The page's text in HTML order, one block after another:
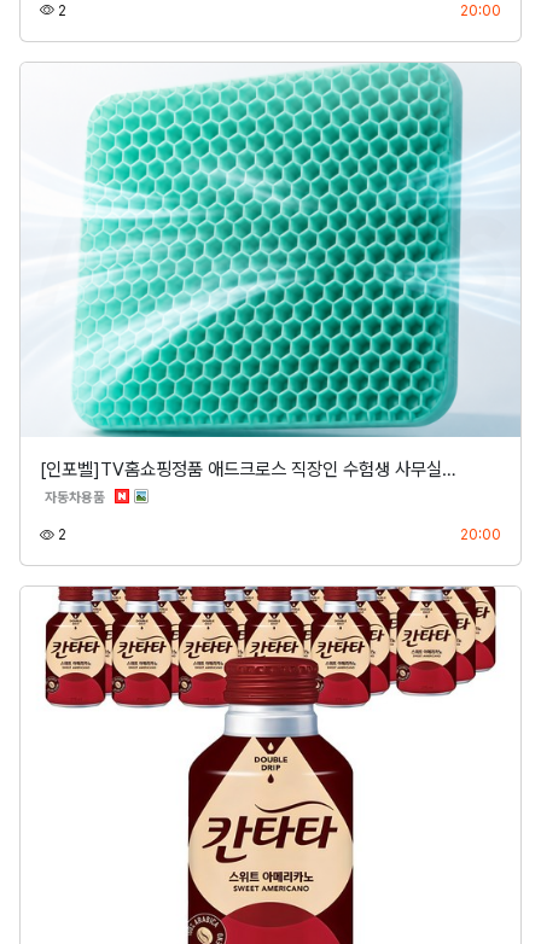
2 20:00
[인포벨]TV홈쇼핑정품 애드크로스 직장인 수험생 사무실…
자동차용품분류
2 20:00